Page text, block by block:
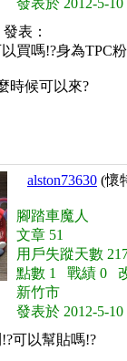
發表於 2012-5-10
發表：
買嗎!?身為TPC
時候可以來?
alston73630 (懷
腳踏車魔人
文章 51
用戶失蹤天數
點數 1 戰績 0
新竹市
發表於 2012-5-10
可以幫貼嗎!?